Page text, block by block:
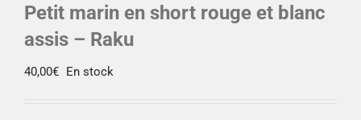
Petit marin en short rouge et blanc
assis – Raku
40,00€ En stock